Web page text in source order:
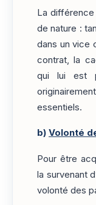
La
de nature :
dans un vice
contrat, la
qui lui est
essentiels.
b) Volonté
Pour être
la survenant
volonté des